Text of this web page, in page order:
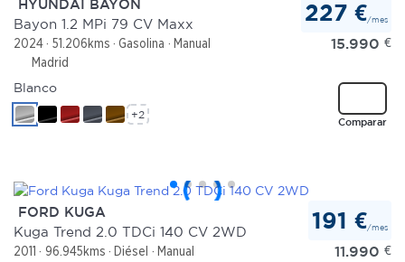
Las cookies de este sitio web se usan para personalizar
el contenido y los anuncios, ofrecer funciones de redes
sociales y analizar el tráfico. Además, compartimos
información sobre el uso que haga del sitio web con
nuestros partners de redes sociales, publicidad y análisis
partir del uso que haya hecho de sus servicios.
HYUNDAI BAYON
Bayon 1.2 MPi 79 CV Maxx
2024 51.206kms Gasolina
Manual
Madrid
227 €/mes
15.990 €
Comparar
Blanco
+2
FORD KUGA
Kuga Trend 2.0 TDCi 140 CV 2WD
2011 96.945kms Diésel
Manual
191 €/mes
11.990 €